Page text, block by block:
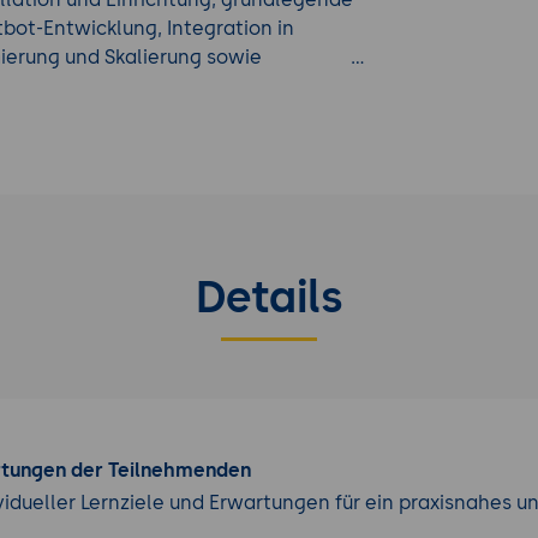
Entwicklung, Integration in
und Skalierung sowie
in die Lage versetzt, Dialogflow
Details
der Teilnehmenden
Lernziele und Erwartungen für ein praxisnahes